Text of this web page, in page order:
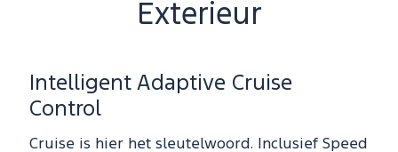
Exterieur
Intelligent Adaptive Cruise
Control
Cruise is hier het sleutelwoord. Inclusief Speed